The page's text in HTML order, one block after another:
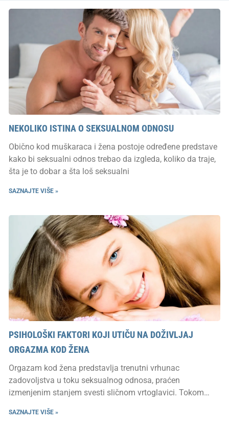
NEKOLIKO ISTINA O SEKSUALNOM ODNOSU
Obično kod muškaraca i žena postoje određene predstave
kako bi seksualni odnos trebao da izgleda, koliko da traje,
šta je to dobar a šta loš seksualni
SAZNAJTE VIŠE »
PSIHOLOŠKI FAKTORI KOJI UTIČU NA DOŽIVLJAJ
ORGAZMA KOD ŽENA
Orgazam kod žena predstavlja trenutni vrhunac
zadovoljstva u toku seksualnog odnosa, praćen
izmenjenim stanjem svesti sličnom vrtoglavici. Tokom
SAZNAJTE VIŠE »